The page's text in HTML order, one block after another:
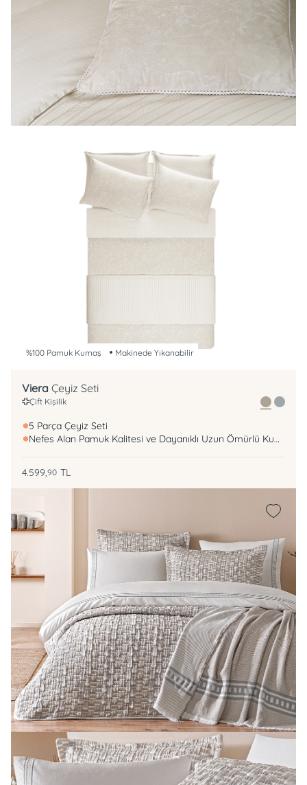
%100 Pamuk Kumaş Makinede Yıkanabilir
Viera Çeyiz Seti
Çift Kişilik
5 Parça Çeyiz Seti
Nefes Alan Pamuk Kalitesi ve Dayanıklı Uzun Ömürlü Kumaş
4.599, 90 TL